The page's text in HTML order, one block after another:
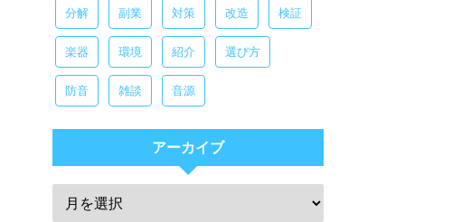
分解 副業 対策 改造 検証
楽器 環境 紹介 選び方
防音 雑談 音源
アーカイブ